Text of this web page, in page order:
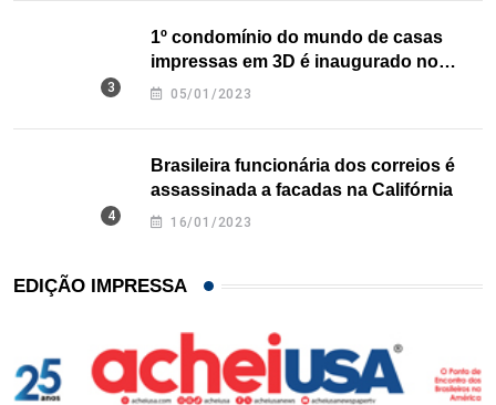
1º condomínio do mundo de casas
impressas em 3D é inaugurado no
Texas
05/01/2023
Brasileira funcionária dos correios é
assassinada a facadas na Califórnia
16/01/2023
EDIÇÃO IMPRESSA